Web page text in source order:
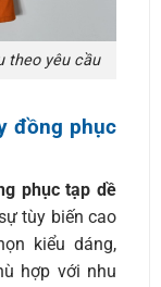
theo yêu cầu
đồng phục
phục tạp dề
tùy biến cao
kiểu dáng,
hợp với nhu